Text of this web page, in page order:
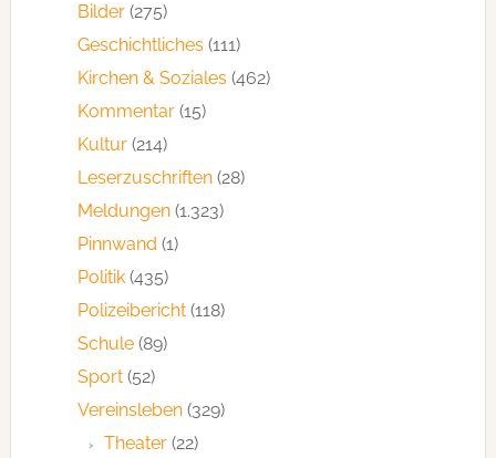
Bilder(275)
Geschichtliches (111)
Kirchen & Soziales (462)
Kommentar(15)
Kultur(214)
Leserzuschriften(28)
Meldungen(1.323)
Pinnwand (1)
Politik(435)
Polizeibericht(118)
Schule(89)
Sport(52)
Vereinsleben(329)
Theater(22)